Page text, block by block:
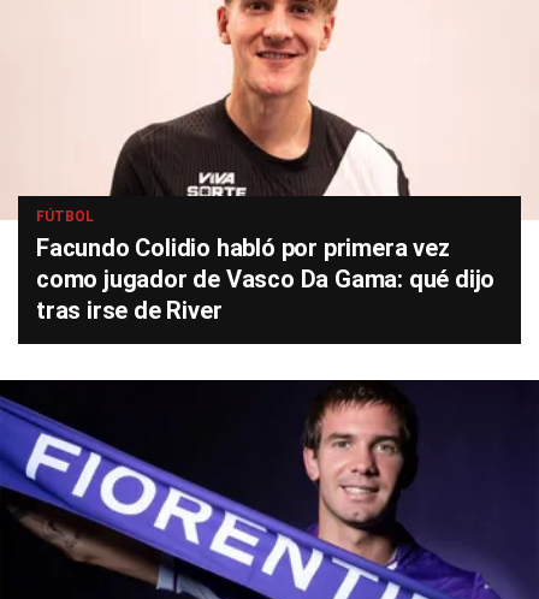
FÚTBOL
Facundo Colidio habló por primera vez
como jugador de Vasco Da Gama: qué dijo
tras irse de River